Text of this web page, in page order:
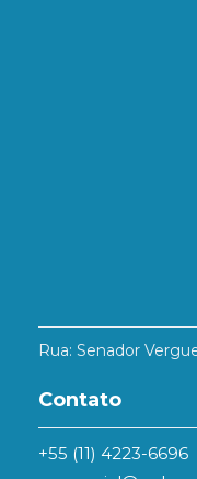
Rua: Senador
Contato
+55 (11) 4223-6696